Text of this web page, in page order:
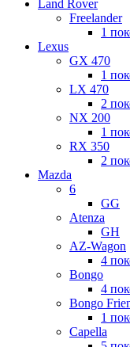
Land Rover
Freelander
1
Lexus
GX 470
1
LX 470
2
NX 200
1
RX 350
2
Mazda
6
GG
Atenza
GH
AZ-Wagon
4
Bongo
4
Bongo
1
Capella